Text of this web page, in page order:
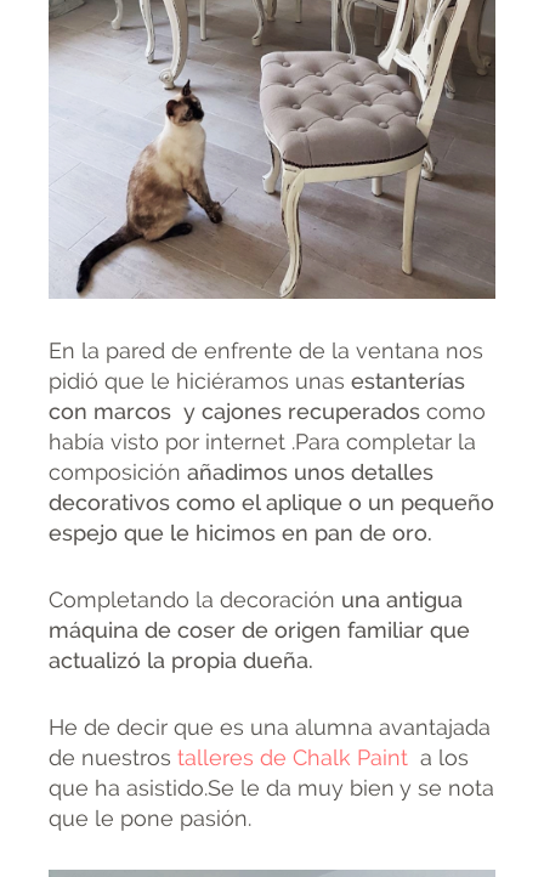
En la pared de enfrente de la ventana nos
pidió que le hiciéramos unas estanterías
con marcos y cajones recuperados como
había visto por internet .Para completar la
composición añadimos unos detalles
decorativos como el aplique o un pequeño
espejo que le hicimos en pan de oro.
Completando la decoración una antigua
máquina de coser de origen familiar que
actualizó la propia dueña.
He de decir que es una alumna avantajada
de nuestros talleres de Chalk Paint a los
que ha asistido.Se le da muy bien y se nota
que le pone pasión.